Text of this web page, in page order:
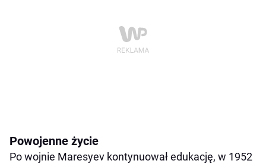
Powojenne życie
Po wojnie Maresyev kontynuował edukację, w 1952